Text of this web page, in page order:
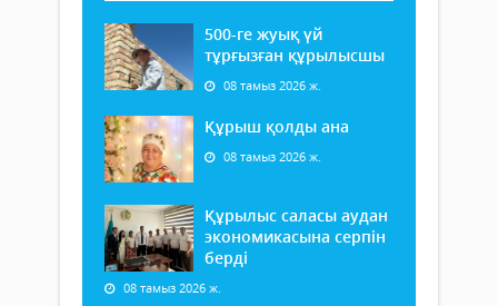
500-ге жуық үй
тұрғызған құрылысшы
08 тамыз 2026 ж.
Құрыш қолды ана
08 тамыз 2026 ж.
Құрылыс саласы аудан
экономикасына серпін
берді
08 тамыз 2026 ж.